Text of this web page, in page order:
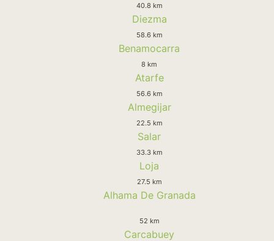
40.8 km
Diezma
58.6 km
Benamocarra
8 km
Atarfe
56.6 km
Almegijar
22.5 km
Salar
33.3 km
Loja
27.5 km
Alhama De Granada
52 km
Carcabuey